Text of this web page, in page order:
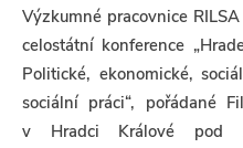
Výzkumné pracovnice
celostátní konference
Politické, ekonomické,
sociální práci“, pořádané
v Hradci Králové pod